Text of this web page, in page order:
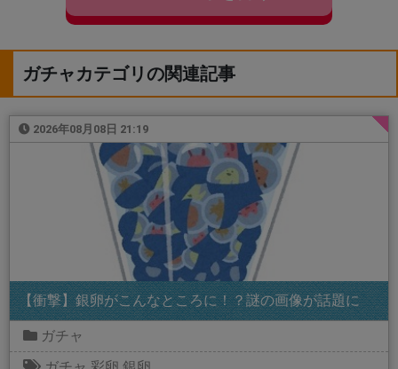
ガチャカテゴリの関連記事
2026年08月08日 21:19
【衝撃】銀卵がこんなところに！？謎の画像が話題に
ガチャ